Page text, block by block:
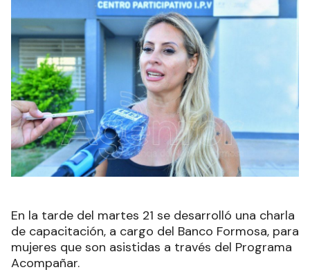
En la tarde del martes 21 se desarrolló una charla
de capacitación, a cargo del Banco Formosa, para
mujeres que son asistidas a través del Programa
Acompañar.